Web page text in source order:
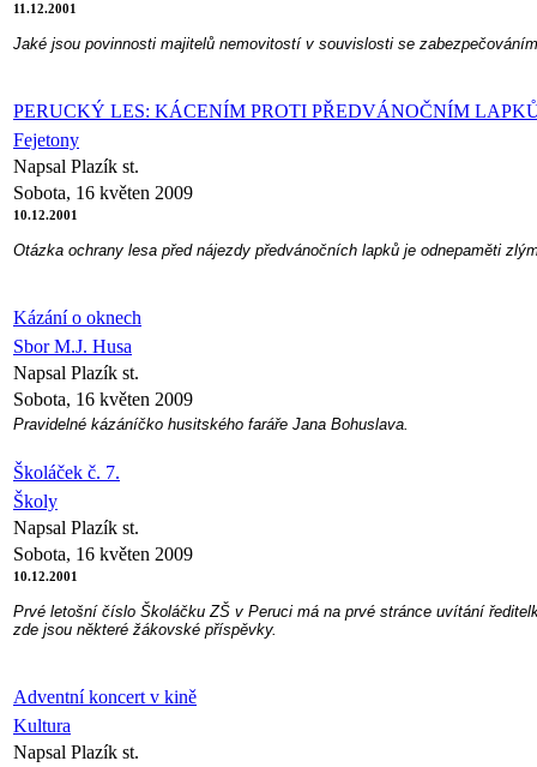
11.12.2001
Jaké jsou povinnosti majitelů nemovitostí v souvislosti se
PERUCKÝ LES: KÁCENÍM PROTI PŘEDVÁNOČNÍM
Fejetony
Napsal Plazík st.
Sobota, 16 květen 2009
10.12.2001
Otázka ochrany lesa před nájezdy předvánočních lapků je odnepaměti
Kázání o oknech
Sbor M.J. Husa
Napsal Plazík st.
Sobota, 16 květen 2009
Pravidelné kázáníčko husitského faráře Jana Bohuslava.
Školáček č. 7.
Školy
Napsal Plazík st.
Sobota, 16 květen 2009
10.12.2001
Prvé letošní číslo Školáčku ZŠ v Peruci má na prvé stránce uvítání
zde jsou některé žákovské příspěvky.
Adventní koncert v kině
Kultura
Napsal Plazík st.